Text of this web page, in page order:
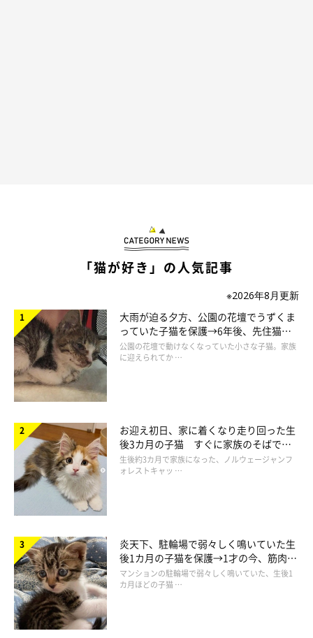
「猫が好き」の人気記事
※2026年8月更新
大雨が迫る夕方、公園の花壇でうずくま
っていた子猫を保護→6年後、先住猫
と“姉妹”のような関係に
公園の花壇で動けなくなっていた小さな子猫。家族
に迎えられてか …
お迎え初日、家に着くなり走り回った生
後3カ月の子猫 すぐに家族のそばで落
ち着く姿に「迎えてよかった」
生後約3カ月で家族になった、ノルウェージャンフ
ォレストキャッ …
炎天下、駐輪場で弱々しく鳴いていた生
後1カ月の子猫を保護→1才の今、筋肉質
でツンデレなコに成長
マンションの駐輪場で弱々しく鳴いていた、生後1
カ月ほどの子猫 …